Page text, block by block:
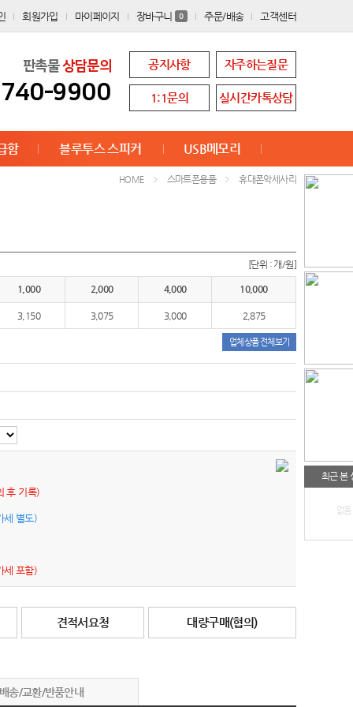
회원가입 마이페이지 장바구니 0 주문/배송 고객센터
판촉물상담문의
9900
공지사항 자주하는질문
1:1문의 실시간카톡상담
함 블루투스 스피커 USB메모리
최근 본
없음
HOME 스마트폰용품 휴대폰악세사리
[단위 : 개/원]
1,000 2,000 4,000 10,000
3,150 3,075 3,000 2,875
업체상품 전체보기
후 기록)
세 별도)
세 포함)
견적서요청 대량구매(협의)
배송/교환/반품안내